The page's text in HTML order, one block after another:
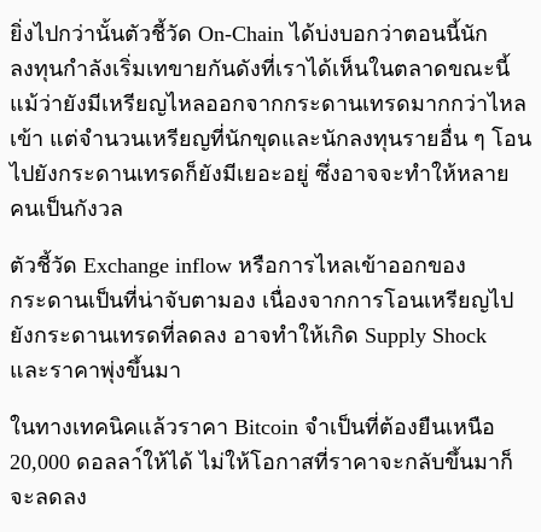
ยิ่งไปกว่านั้นตัวชี้วัด On-Chain ได้บ่งบอกว่าตอนนี้นัก
ลงทุนกำลังเริ่มเทขายกันดังที่เราได้เห็นในตลาดขณะนี้
แม้ว่ายังมีเหรียญไหลออกจากกระดานเทรดมากกว่าไหล
เข้า แต่จำนวนเหรียญที่นักขุดและนักลงทุนรายอื่น ๆ โอน
ไปยังกระดานเทรดก็ยังมีเยอะอยู่ ซึ่งอาจจะทำให้หลาย
คนเป็นกังวล
ตัวชี้วัด Exchange inflow หรือการไหลเข้าออกของ
กระดานเป็นที่น่าจับตามอง เนื่องจากการโอนเหรียญไป
ยังกระดานเทรดที่ลดลง อาจทำให้เกิด Supply Shock
และราคาพุ่งขึ้นมา
ในทางเทคนิคแล้วราคา Bitcoin จำเป็นที่ต้องยืนเหนือ
20,000 ดอลลา์ให้ได้ ไม่ให้โอกาสที่ราคาจะกลับขึ้นมาก็
จะลดลง